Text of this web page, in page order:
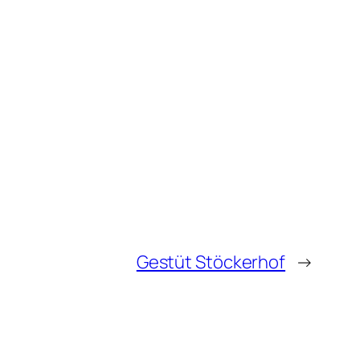
Gestüt Stöckerhof →